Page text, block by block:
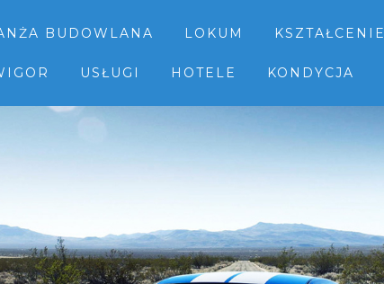
BUDOWLANA LOKUM KSZTAŁCENIE
USŁUGI HOTELE KONDYCJA